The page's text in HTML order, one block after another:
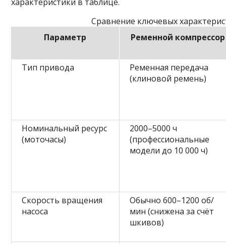
Сравнение ключевых
Параметр
Ременной компрессор
Тип привода
Ременная передача
(клиновой ремень)
Номинальный ресурс
(моточасы)
2000–5000 ч
(профессиональные
модели до 10 000 ч)
Скорость вращения
насоса
Обычно 600–1200 об/
мин (снижена за счёт
шкивов)